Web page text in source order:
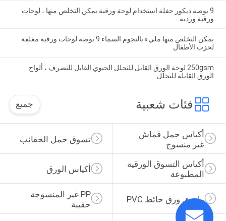
9 بوصة ديكور حفلة استخدام لوحة ورقية يمكن التخلص منها ، لوحات
ورقية وردية
يمكن التخلص منها مليء بالنجوم السماء 9 بوصة لوحات ورقية مغلفة
لحزب الأطفال
250gsm لوحة الورق القابل للتحلل الحيوي القابل للتصرف ، ألواح
الورق القابلة للتحلل
فئات شعبية جميع
تسوق حمل الحقائب
أكياس حمل قماش
غير منسوج
أكياس الورق
أكياس التسوق الورقية
المطبوعة
PP غير المنسوجة
حقيبة
ملصق ورق حائط PVC